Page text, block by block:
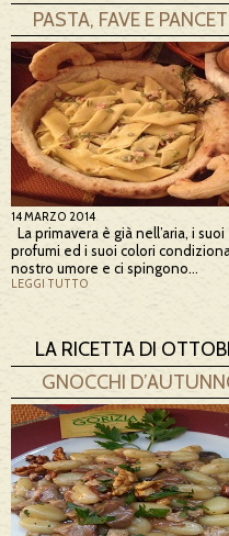
PASTA, FAVE E
14 MARZO 2014
La primavera è già nell’aria, i suoi
profumi ed i suoi colori
nostro umore e ci spingono…
LEGGI TUTTO
LA RICETTA DI
GNOCCHI